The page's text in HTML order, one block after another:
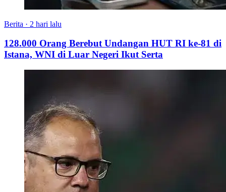
Berita · 2 hari lalu
128.000 Orang Berebut Undangan HUT RI ke-81 di
Istana, WNI di Luar Negeri Ikut Serta